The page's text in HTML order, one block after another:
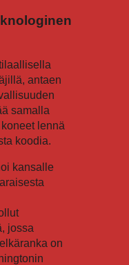
antaen
samalla
lennä
koodia.
kansalle
jossa
on